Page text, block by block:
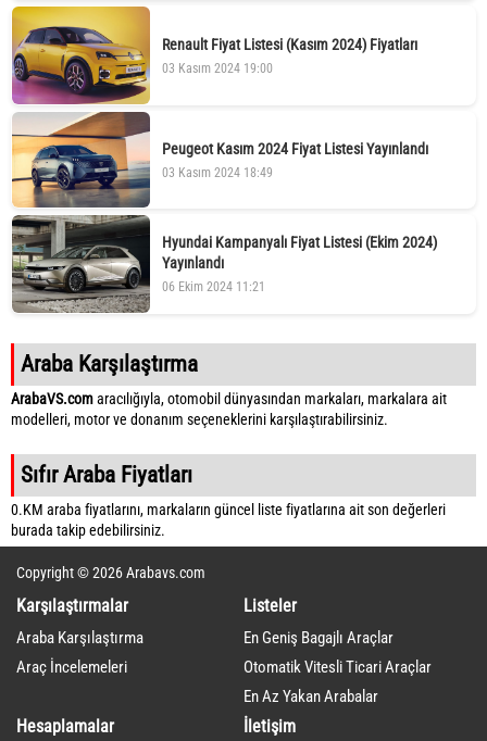
Renault Fiyat Listesi (Kasım 2024) Fiyatları
03 Kasım 2024 19:00
Peugeot Kasım 2024 Fiyat Listesi Yayınlandı
03 Kasım 2024 18:49
Hyundai Kampanyalı Fiyat Listesi (Ekim 2024)
Yayınlandı
06 Ekim 2024 11:21
Araba Karşılaştırma
ArabaVS.comaracılığıyla, otomobil dünyasından markaları, markalara ait
modelleri, motor ve donanım seçeneklerini karşılaştırabilirsiniz.
Sıfır Araba Fiyatları
0.KM araba fiyatlarını, markaların güncel liste fiyatlarına ait son değerleri
burada takip edebilirsiniz.
Copyright © 2026 Arabavs.com
Karşılaştırmalar
Araba Karşılaştırma
Araç İncelemeleri
Listeler
En Geniş Bagajlı Araçlar
Otomatik Vitesli Ticari Araçlar
En Az Yakan Arabalar
Hesaplamalar İletişim